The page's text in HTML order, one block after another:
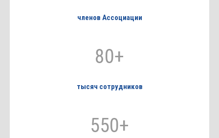
членов Ассоциации
80+
тысяч сотрудников
550+